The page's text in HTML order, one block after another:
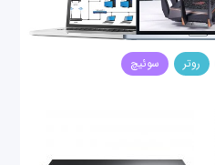
روتر سوئیچ